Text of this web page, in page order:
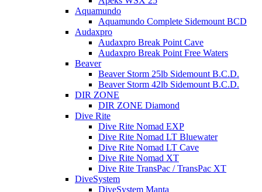
Aquamundo
Aquamundo Complete Sidemount BCD
Audaxpro
Audaxpro Break Point Cave
Audaxpro Break Point Free Waters
Beaver
Beaver Storm 25lb Sidemount B.C.D.
Beaver Storm 42lb Sidemount B.C.D.
DIR ZONE
DIR ZONE Diamond
Dive Rite
Dive Rite Nomad EXP
Dive Rite Nomad LT Bluewater
Dive Rite Nomad LT Cave
Dive Rite Nomad XT
Dive Rite TransPac / TransPac XT
DiveSystem
DiveSystem Manta